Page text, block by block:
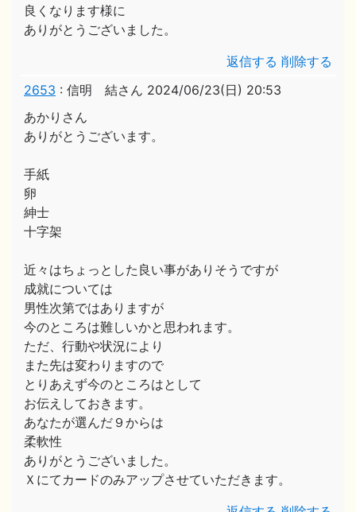
良くなります様に
ありがとうございました。
返信する 削除する
2653 : 信明 結さん 2024/06/23(日) 20:53
あかりさん
ありがとうございます。
手紙
卵
紳士
十字架
近々はちょっとした良い事がありそうですが
成就については
男性次第ではありますが
今のところは難しいかと思われます。
ただ、行動や状況により
また先は変わりますので
とりあえず今のところはとして
お伝えしておきます。
あなたが選んだ９からは
柔軟性
ありがとうございました。
Ｘにてカードのみアップさせていただきます。